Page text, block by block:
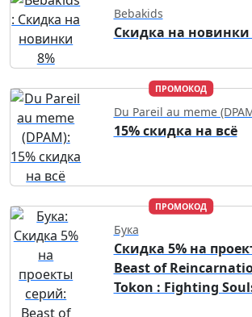
Bebakids
Скидка на новинки
ПРОМОКОД
Du Pareil au meme
15% скидка на всё
ПРОМОКОД
Бука
Скидка 5% на
Beast of
Tokon : Fighting